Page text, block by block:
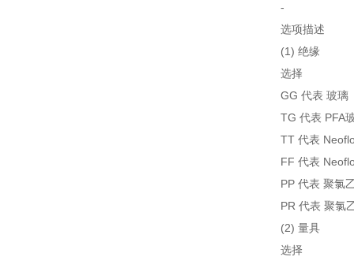
-
选项描述
(1) 绝缘
选择
GG 代表 玻璃
TG 代表 PFA
TT 代表
FF 代表
PP 代表 聚氯
PR 代表 聚氯
(2) 量具
选择